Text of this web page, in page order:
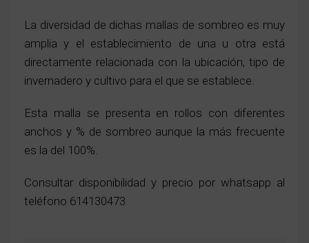
La diversidad de dichas mallas de sombreo es muy
amplia y el establecimiento de una u otra está
directamente relacionada con la ubicación, tipo de
invernadero y cultivo para el que se establece.
Esta malla se presenta en rollos con diferentes
anchos y % de sombreo aunque la más frecuente
es la del 100%.
Consultar disponibilidad y precio por whatsapp al
teléfono 614130473